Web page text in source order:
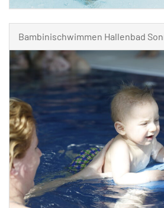
Bambinischwimmen Hallenbad